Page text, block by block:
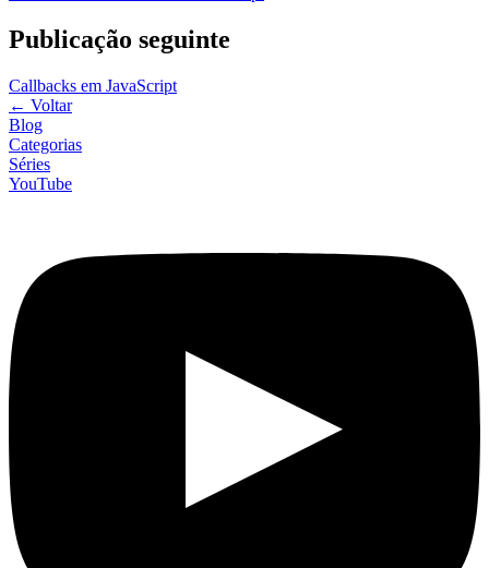
Publicação seguinte
Callbacks em JavaScript
← Voltar
Blog
Categorias
Séries
YouTube